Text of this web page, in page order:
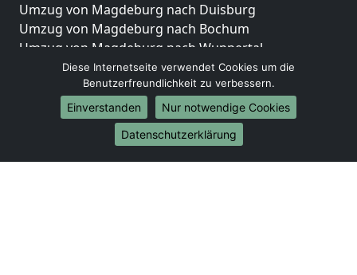
Umzug von Magdeburg nach Duisburg
Umzug von Magdeburg nach Bochum
Umzug von Magdeburg nach Wuppertal
Umzug von Magdeburg nach Bielefeld
Umzug von Magdeburg nach Bonn
Umzug von Magdeburg nach Münster
Internationale-Umzüge
Umzug von Magdeburg nach Brasilien
Diese Internetseite verwendet Cookies um die
Benutzerfreundlichkeit zu verbessern.
Einverstanden
Nur notwendige Cookies
Datenschutzerklärung